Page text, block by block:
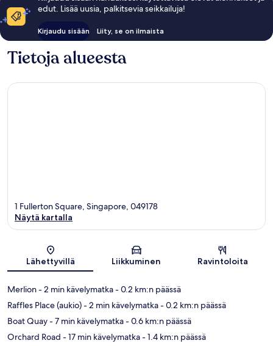
edut. Lisää uusia, palkitsevia seikkailuja!
Kirjaudu sisään Liity, se on ilmaista
Tietoja alueesta
Kartta
1 Fullerton Square, Singapore, 049178
Näytä kartalla
Lähettyvillä Liikkuminen Ravintoloita
Merlion- 2 min kävelymatka- 0.2 km:n päässä
Raffles Place (aukio)- 2 min kävelymatka- 0.2 km:n päässä
Boat Quay- 7 min kävelymatka- 0.6 km:n päässä
Orchard Road - 17 min kävelymatka- 1.4 km:n päässä